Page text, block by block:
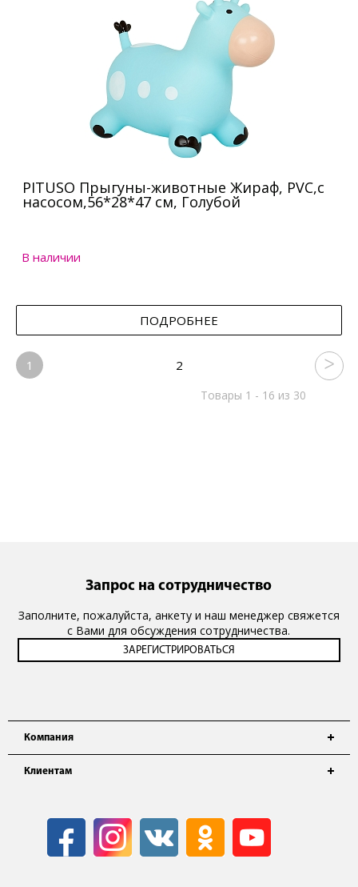
PITUSO Прыгуны-животные Жираф, PVC,с
насосом,56*28*47 см, Голубой
В наличии
ПОДРОБНЕЕ
1 2
Товары 1 - 16 из 30
Компания
Клиентам
Запрос на сотрудничество
Заполните, пожалуйста, анкету и наш менеджер свяжется
с Вами для обсуждения сотрудничества.